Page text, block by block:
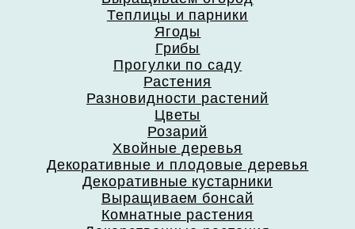
Теплицы и парники
Ягоды
Грибы
Прогулки по саду
Растения
Разновидности растений
Цветы
Розарий
Хвойные деревья
Декоративные и плодовые деревья
Декоративные кустарники
Выращиваем бонсай
Комнатные растения